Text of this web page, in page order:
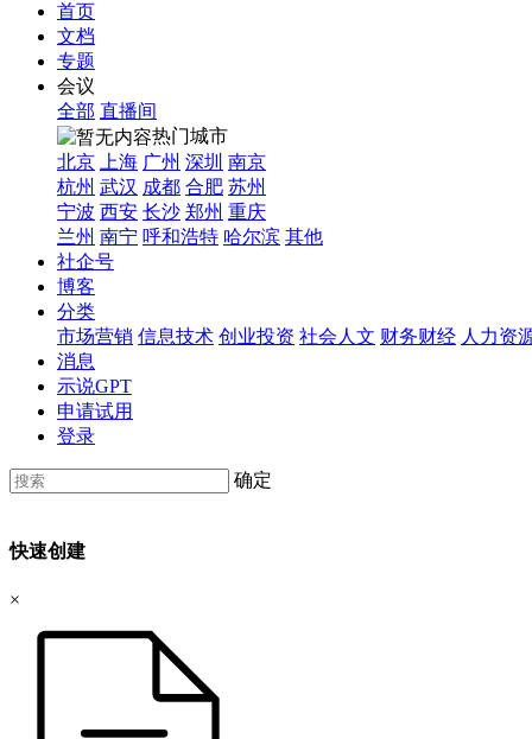
首页
文档
专题
会议
全部 直播间
热门城市
北京
上海 广州 深圳 南京
杭州 武汉 成都 合肥 苏州
宁波 西安 长沙 郑州 重庆
兰州 南宁 呼和浩特 哈尔滨 其他
社企号
博客
分类
市场营销 信息技术 创业投资 社会人文 财务财经 人力资
消息
示说GPT
申请试用
登录
确定
快速创建
×